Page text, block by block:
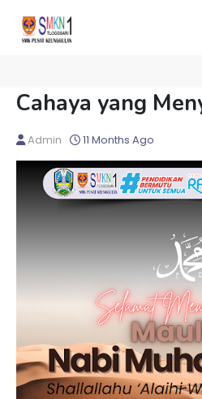
Cahaya yang
Admin 11 Months Ago